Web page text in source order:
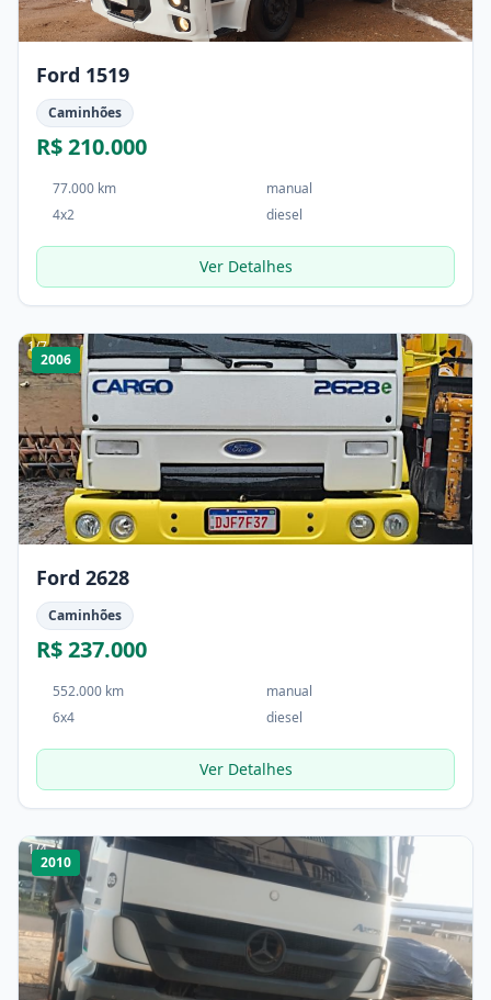
Ford 1519
Caminhões
R$ 210.000
77.000 km
manual
4x2
diesel
Ver Detalhes
1/7
2006
Ford 2628
Caminhões
R$ 237.000
552.000 km
manual
6x4
diesel
Ver Detalhes
1/4
2010